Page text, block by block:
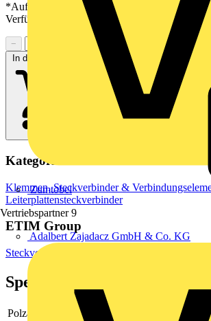
Zumtobel
Vertriebspartner 9
Adalbert Zajadacz GmbH & Co. KG
*Auf Anfrage verfügbar - bitte in den
Verfügbarkeit zu prüfen
−
In den Warenkorb
Kategorien
Klemmen, Steckverbinder &
Leiterplattensteckverbinder
ETIM Group
Steckverbinder
Spezifikationen
Polzahl 18